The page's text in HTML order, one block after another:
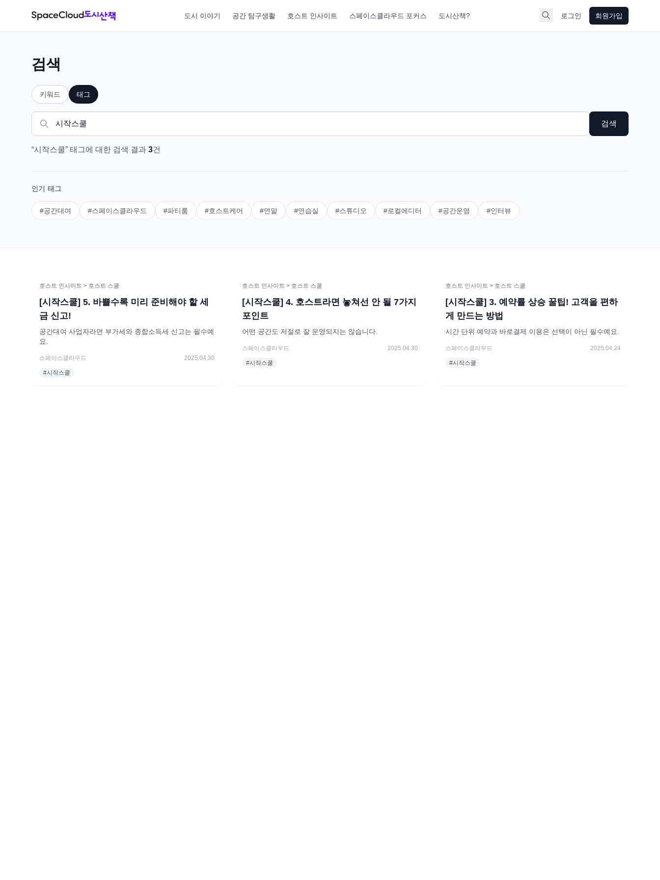
도시 이야기 공간 탐구생활 호스트 인사이트 스페이스클라우드 포커스 도시산책? 로그인 회원가입
검색
키워드 태그
검색
“시작스쿨” 태그에 대한 검색 결과 3건
인기 태그
#공간대여 #스페이스클라우드 #파티룸 #호스트케어 #연말 #연습실 #스튜디오 #로컬에디터 #공간운영 #인터뷰
호스트 인사이트 > 호스트 스쿨
[시작스쿨] 5. 바쁠수록 미리 준비해야 할 세
금 신고!
공간대여 사업자라면 부가세와 종합소득세 신고는 필수예
요.
스페이스클라우드 2025.04.30
#시작스쿨
호스트 인사이트 > 호스트 스쿨
[시작스쿨] 4. 호스트라면 놓쳐선 안 될 7가지
포인트
어떤 공간도 저절로 잘 운영되지는 않습니다.
스페이스클라우드 2025.04.30
#시작스쿨
호스트 인사이트 > 호스트 스쿨
[시작스쿨] 3. 예약률 상승 꿀팁! 고객을 편하
게 만드는 방법
시간 단위 예약과 바로결제 이용은 선택이 아닌 필수예요.
스페이스클라우드 2025.04.24
#시작스쿨